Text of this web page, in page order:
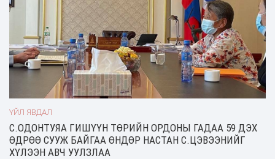
ҮЙЛ ЯВДАЛ
С.ОДОНТУЯА ГИШҮҮН ТӨРИЙН ОРДОНЫ ГАДАА 59 ДЭХ
ӨДРӨӨ СУУЖ БАЙГАА ӨНДӨР НАСТАН С.ЦЭВЭЭНИЙГ
ХҮЛЭЭН АВЧ УУЛЗЛАА